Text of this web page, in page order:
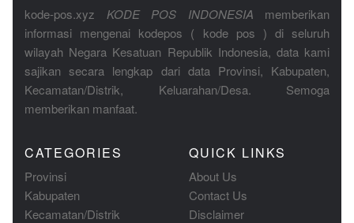
kode-pos.xyz KODE POS INDONESIA memberikan
informasi mengenai kodepos ( kode pos ) di seluruh
wilayah Negara Kesatuan Republik Indonesia, data kami
sajikan secara lengkap dari data Provinsi, Kabupaten,
Kecamatan/Distrik, Keluarahan/Desa. Semoga
memberikan manfaat.
CATEGORIES
Provinsi
Kabupaten
Kecamatan/Distrik
QUICK LINKS
About Us
Contact Us
Disclaimer